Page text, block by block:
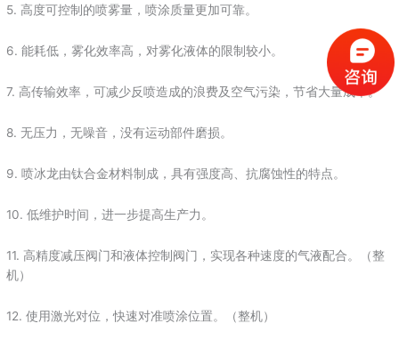
5. 高度可控制的喷雾量，喷涂质量更加可靠。
6. 能耗低，雾化效率高，对雾化液体的限制较小。
7. 高传输效率，可减少反喷造成的浪费及空气污染，节省大量成本。
8. 无压力，无噪音，没有运动部件磨损。
9. 喷冰龙由钛合金材料制成，具有强度高、抗腐蚀性的特点。
10. 低维护时间，进一步提高生产力。
11. 高精度减压阀门和液体控制阀门，实现各种速度的气液配合。（整
机）
12. 使用激光对位，快速对准喷涂位置。（整机）